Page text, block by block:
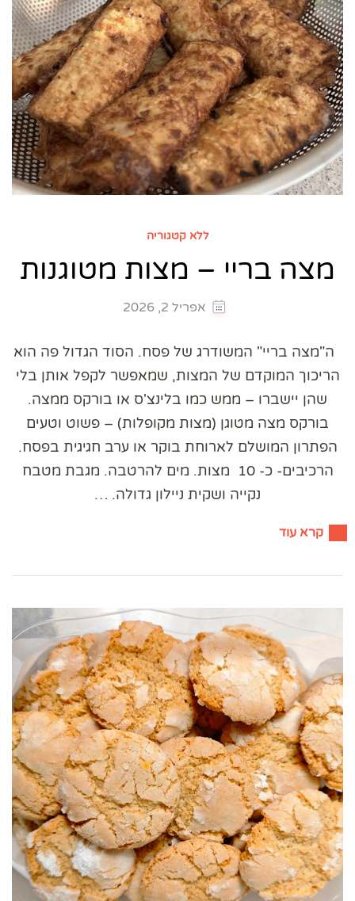
ללא קטגוריה
מצה בריי – מצות מטוגנות
אפריל 2, 2026
ה"מצה בריי" המשודרג של פסח. הסוד הגדול פה הוא
הריכוך המוקדם של המצות, שמאפשר לקפל אותן בלי
שהן יישברו – ממש כמו בלינצ'ס או בורקס ממצה.
בורקס מצה מטוגן (מצות מקופלות) – פשוט וטעים
הפתרון המושלם לארוחת בוקר או ערב חגיגית בפסח.
הרכיבים- כ- 10 מצות. מים להרטבה. מגבת מטבח
נקייה ושקית ניילון גדולה. …
קרא עוד